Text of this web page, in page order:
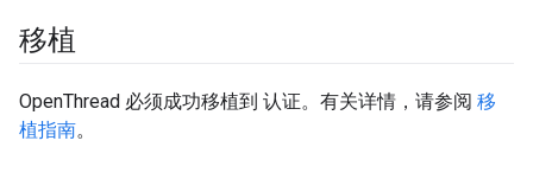
移植
OpenThread 必须成功移植到 认证。有关详情，请参阅 移
植指南。